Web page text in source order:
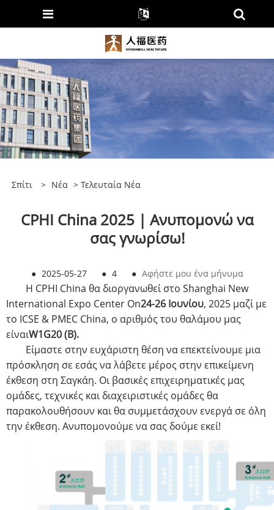
Σπίτι > Νέα > Τελευταία Νέα
CPHI China 2025 | Ανυπομονώ να
σας γνωρίσω!
● 2025-05-27 ● 4 ● Αφήστε μου ένα μήνυμα
Η CPHI China θα διοργανωθεί στο Shanghai New
International Expo Center On24-26 Ιουνίου, 2025 μαζί με
το ICSE & PMEC China, ο αριθμός του θαλάμου μας
είναιW1G20 (Β).
Είμαστε στην ευχάριστη θέση να επεκτείνουμε μια
πρόσκληση σε εσάς να λάβετε μέρος στην επικείμενη
έκθεση στη Σαγκάη. Οι βασικές επιχειρηματικές μας
ομάδες, τεχνικές και διαχειριστικές ομάδες θα
παρακολουθήσουν και θα συμμετάσχουν ενεργά σε όλη
την έκθεση. Ανυπομονούμε να σας δούμε εκεί!